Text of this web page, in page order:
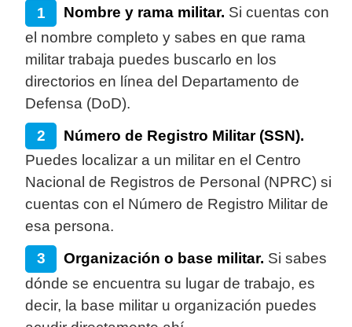
Nombre y rama militar. Si cuentas con
el nombre completo y sabes en que rama
militar trabaja puedes buscarlo en los
directorios en línea del Departamento de
Defensa (DoD).
Número de Registro Militar (SSN).
Puedes localizar a un militar en el Centro
Nacional de Registros de Personal (NPRC) si
cuentas con el Número de Registro Militar de
esa persona.
Organización o base militar. Si sabes
dónde se encuentra su lugar de trabajo, es
decir, la base militar u organización puedes